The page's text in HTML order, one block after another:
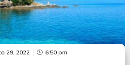
29, 2022 6:50 pm